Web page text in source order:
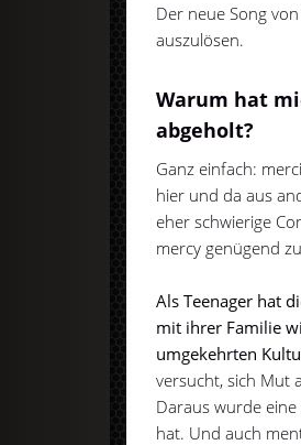
Der neue Song
auszulösen.
Warum hat
abgeholt?
Ganz einfach:
hier und da aus
eher schwierige
mercy genügend
Als Teenager hat
mit ihrer Familie
umgekehrten
versucht, sich Mut
Daraus wurde
hat. Und auch